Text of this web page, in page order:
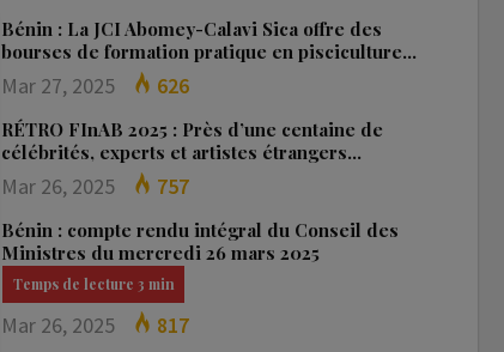
Bénin : La JCI Abomey-Calavi Sica offre des
bourses de formation pratique en pisciculture…
Mar 27, 2025 626
RÉTRO FInAB 2025 : Près d’une centaine de
célébrités, experts et artistes étrangers…
Mar 26, 2025 757
Bénin : compte rendu intégral du Conseil des
Ministres du mercredi 26 mars 2025
Mar 26, 2025 817